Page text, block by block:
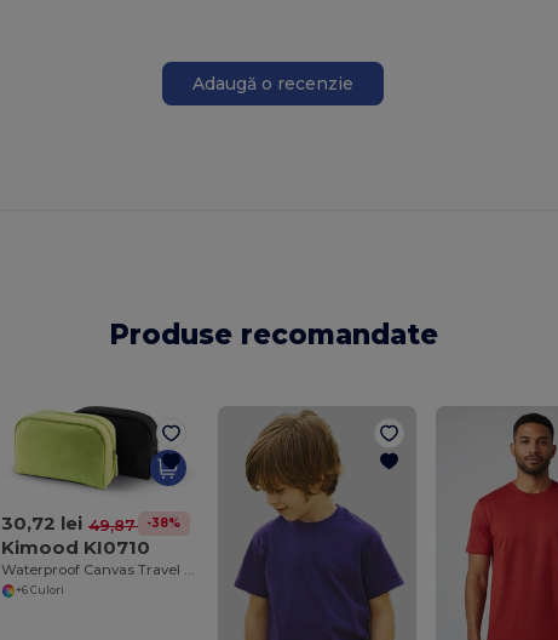
Adaugă o recenzie
Produse recomandate
30,72 lei 49,87 lei-38%
Kimood KI0710
+6 Culori